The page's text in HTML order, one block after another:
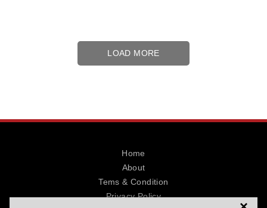
LOAD MORE
Home
About
Tems & Condition
Privacy Policy